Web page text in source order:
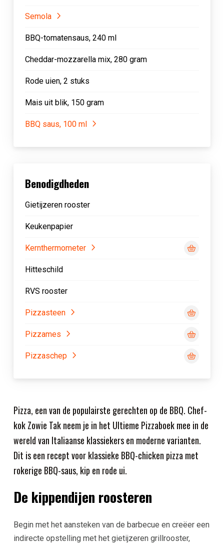
Pizza, een van de populairste gerechten op de BBQ. Chef-
kok Zowie Tak neem je in het Ultieme Pizzaboek mee in de
wereld van Italiaanse klassiekers en moderne varianten.
Dit is een recept voor klassieke BBQ-chicken pizza met
rokerige BBQ-saus, kip en rode ui.
De kippendijen roosteren
Begin met het aansteken van de barbecue en creëer een
indirecte opstelling met het gietijzeren grillrooster,
Semola
BBQ-tomatensaus, 240 ml
Cheddar-mozzarella mix, 280 gram
Rode uien, 2 stuks
Mais uit blik, 150 gram
BBQ saus, 100 ml
Benodigdheden
Gietijzeren rooster
Keukenpapier
Kernthermometer
Hitteschild
RVS rooster
Pizzasteen
Pizzames
Pizzaschep